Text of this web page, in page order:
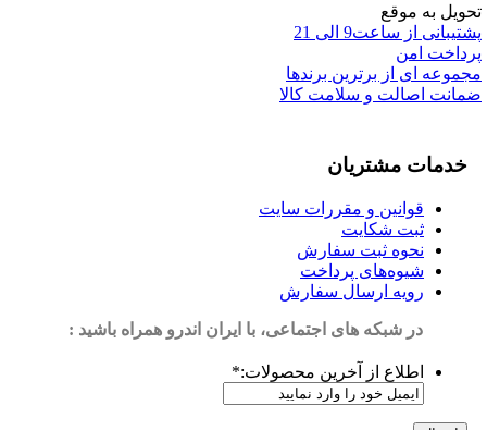
تحویل به موقع
پشتیبانی از ساعت9 الی 21
پرداخت امن
مجموعه ای از برترین برندها
ضمانت اصالت و سلامت کالا
خدمات مشتریان
قوانین و مقررات سایت
ثبت شکایت
نحوه ثبت سفارش
شیوه‌های پرداخت
رویه ارسال سفارش
در شبکه های اجتماعی، با ایران اندرو همراه باشید :
اطلاع از آخرین محصولات:*